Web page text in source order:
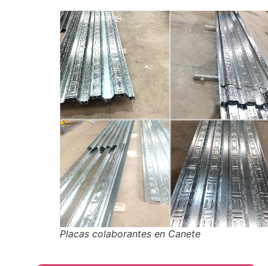
Placas colaborantes en Canete